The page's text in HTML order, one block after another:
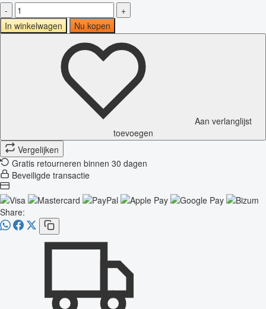
-
+
In winkelwagen
Nu kopen
Aan verlanglijst
toevoegen
Vergelijken
Gratis retourneren binnen 30 dagen
Beveiligde transactie
Share: